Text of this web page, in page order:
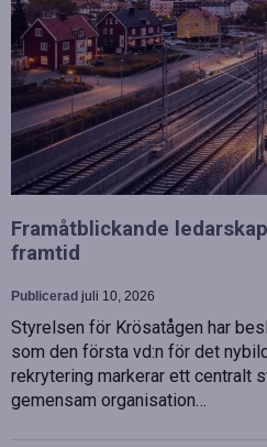
Framåtblickande
framtid
Publicerad juli 10, 2026
Styrelsen för Krösatågen har
som den första vd:n för det
rekrytering markerar ett centralt
gemensam organisation…